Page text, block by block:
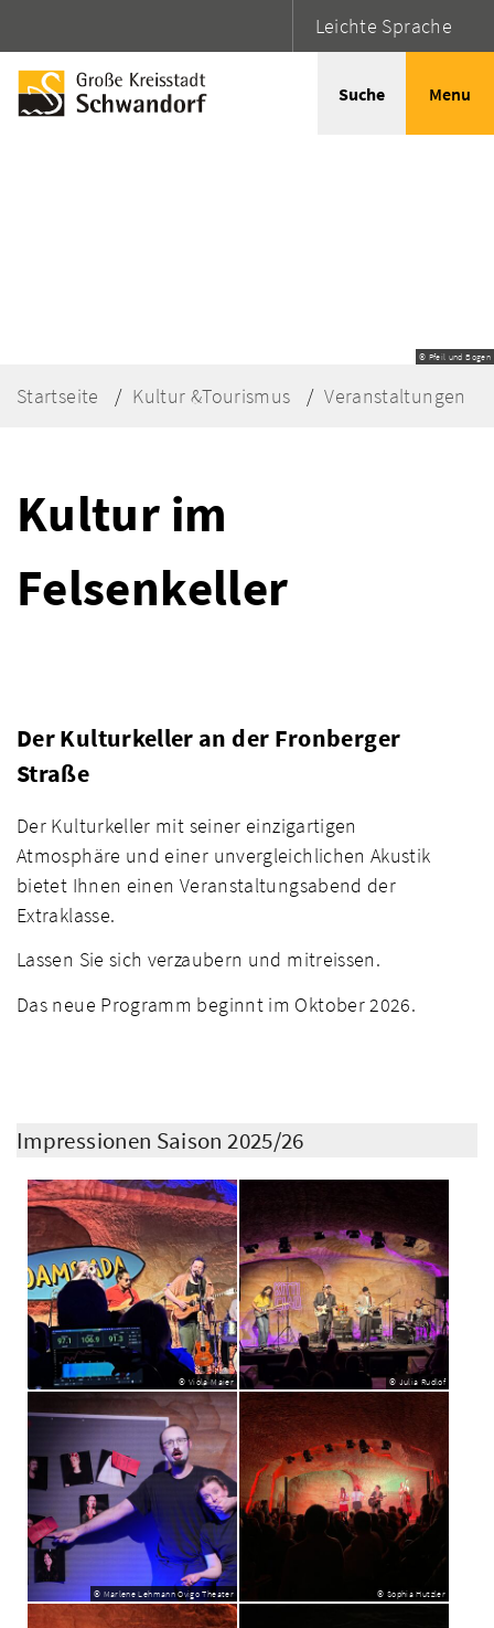
Leichte Sprache
Suche Menu
© Pfeil und Bogen
Startseite Kultur &Tourismus Veranstaltungen
Kultur im
Felsenkeller
Der Kulturkeller an der Fronberger
Straße
Der Kulturkeller mit seiner einzigartigen
Atmosphäre und einer unvergleichlichen Akustik
bietet Ihnen einen Veranstaltungsabend der
Extraklasse.
Lassen Sie sich verzaubern und mitreissen.
Das neue Programm beginnt im Oktober 2026.
Impressionen Saison 2025/26
© Viola Maier © Julia Rudlof
© Marlene Lehmann Ovigo Theater © Sophia Hutzler